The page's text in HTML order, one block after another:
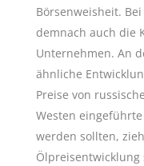
Börsenweisheit.
demnach auch die
Unternehmen. An
ähnliche
Preise von
Westen
werden sollten,